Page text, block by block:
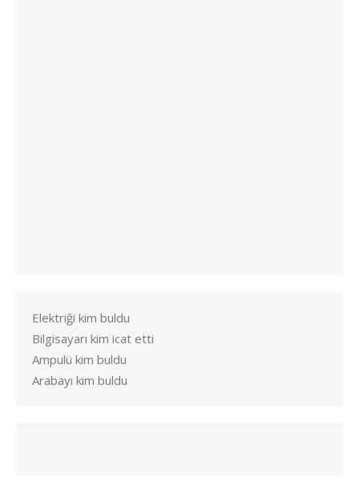
Elektriği kim buldu
Bilgisayarı kim icat etti
Ampulü kim buldu
Arabayı kim buldu